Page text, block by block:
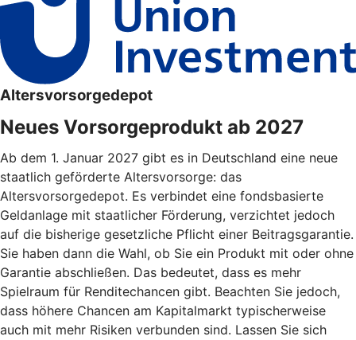
Altersvorsorgedepot
Neues Vorsorgeprodukt ab 2027
Ab dem 1. Januar 2027 gibt es in Deutschland eine neue
staatlich geförderte Altersvorsorge: das
Altersvorsorgedepot. Es verbindet eine fondsbasierte
Geldanlage mit staatlicher Förderung, verzichtet jedoch
auf die bisherige gesetzliche Pflicht einer Beitragsgarantie.
Sie haben dann die Wahl, ob Sie ein Produkt mit oder ohne
Garantie abschließen. Das bedeutet, dass es mehr
Spielraum für Renditechancen gibt. Beachten Sie jedoch,
dass höhere Chancen am Kapitalmarkt typischerweise
auch mit mehr Risiken verbunden sind. Lassen Sie sich